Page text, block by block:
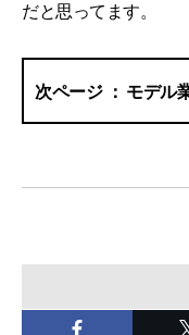
だと思ってます。
モデル